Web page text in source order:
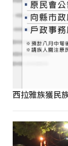
西拉雅族獲民